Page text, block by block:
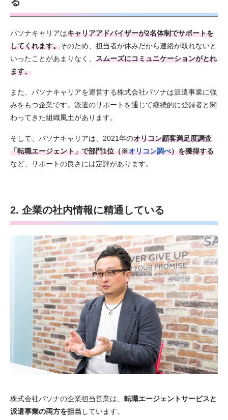
パソナキャリアはキャリアアドバイザーが2名体制でサポートを
してくれます。そのため、担当者が休みだから連絡が取れないと
いったことがあまりなく、 スムーズにコミュニケーションがとれ
ます。
また、パソナキャリアを運営する株式会社パソナは派遣事業に強
みをもつ企業です。派遣のサポートを通じて継続的に登録者と関
わってきた組織風土があります。
そして、パソナキャリアは、2021年のオリコン顧客満足度調査
「転職エージェント」で部門1位（※オリコン調べ）を獲得する
など、サポートの良さには定評があります。
2. 企業の社内情報に精通している
株式会社パソナの企業担当営業は、 転職エージェントサービスと
派遣事業の両方を担当 しています。